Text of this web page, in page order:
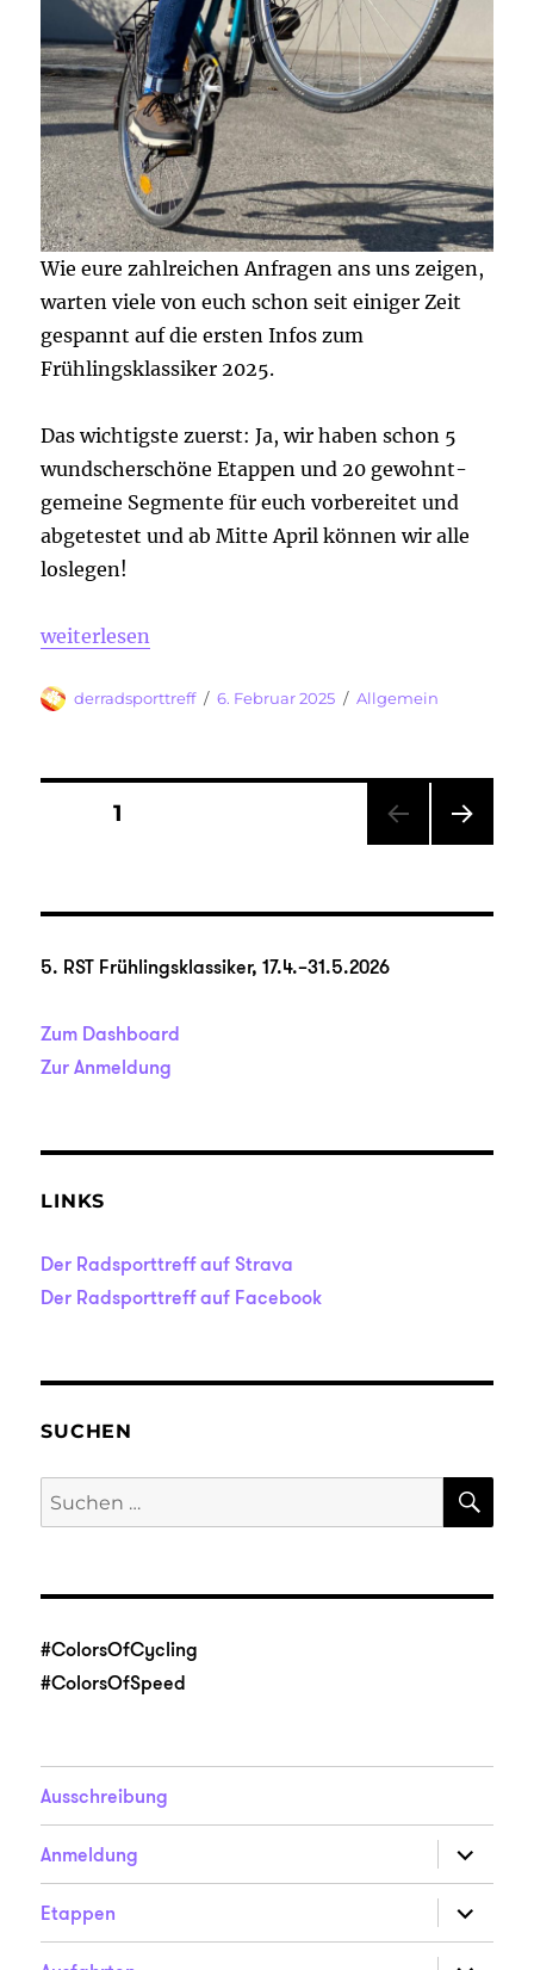
Wie eure zahlreichen Anfragen ans uns zeigen,
warten viele von euch schon seit einiger Zeit
gespannt auf die ersten Infos zum
Frühlingsklassiker 2025.
Das wichtigste zuerst: Ja, wir haben schon 5
wundscherschöne Etappen und 20 gewohnt-
gemeine Segmente für euch vorbereitet und
abgetestet und ab Mitte April können wir alle
loslegen!
„Veränderung ist Teil des Lebens, jetzt bin ich mal
weiterlesen
Autor
derradsporttreff
Veröffentlicht
6. Februar 2025 Kategorien
Allgemein
Seitennummerierung
Beiträge
SEITE1
E
5. RST Frühlingsklassiker, 17.4.–31.5.2026
Zum Dashboard
Zur Anmeldung
LINKS
Der Radsporttreff auf Strava
Der Radsporttreff auf Facebook
SUCHEN
Suche
nach:
#ColorsOfCycling
#ColorsOfSpeed
Ausschreibung
Anmeldung
anzeigen
Etappen
anzeigen